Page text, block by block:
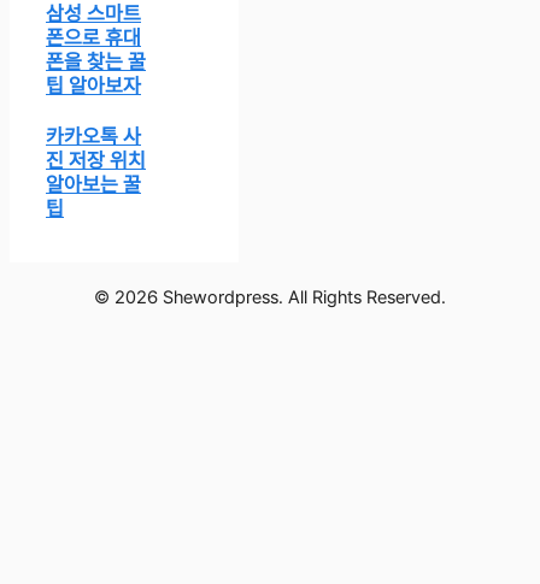
삼성 스마트
폰으로 휴대
폰을 찾는 꿀
팁 알아보자
카카오톡 사
진 저장 위치
알아보는 꿀
팁
© 2026 Shewordpress. All Rights Reserved.